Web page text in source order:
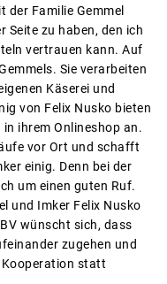
der Familie Gemmel
Seite zu haben, den ich
vertrauen kann. Auf
Sie verarbeiten
Käserei und
von Felix Nusko bieten
ihrem Onlineshop an.
vor Ort und schafft
einig. Denn bei der
um einen guten Ruf.
und Imker Felix Nusko
wünscht sich, dass
zugehen und
Kooperation statt